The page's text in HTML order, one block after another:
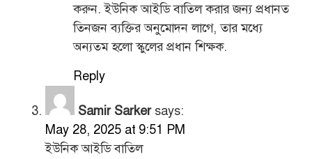
করুন. ইউনিক আইডি বাতিল করার জন্য প্রধানত
তিনজন ব্যক্তির অনুমোদন লাগে, তার মধ্যে
অন্যতম হলো স্কুলের প্রধান শিক্ষক.
Reply
Samir Sarker says:
May 28, 2025 at 9:51 PM
ইউনিক আইডি বাতিল